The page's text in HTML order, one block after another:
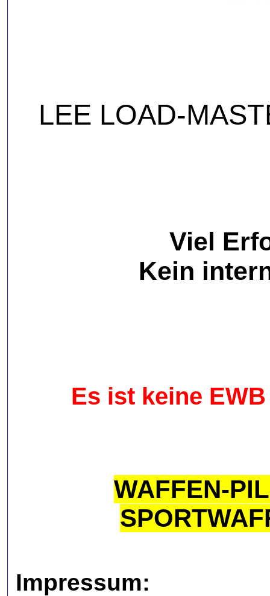
LEE LOAD-
Viel
Kein
Es ist keine
WAFFEN-
Impressum: